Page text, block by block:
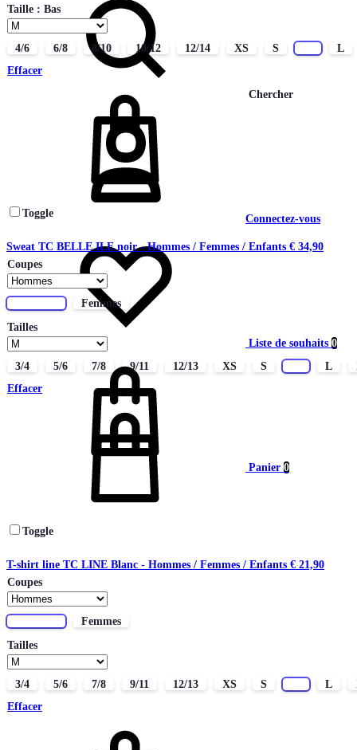
Chercher
Connectez-vous
Liste de souhaits 0
Panier 0
Taille : Bas
4/6 6/8 8/10 10/12 12/14 XS S
L
Effacer
Toggle
Sweat TC BELLE ILE noir - Hommes / Femmes / Enfants € 34,90
Coupes
Femmes
Tailles
3/4 5/6 7/8 9/11 12/13 XS S L
Effacer
Toggle
T-shirt line TC LINE Blanc - Hommes / Femmes / Enfants € 21,90
Coupes
Femmes
Tailles
3/4 5/6 7/8 9/11 12/13 XS S L
Effacer